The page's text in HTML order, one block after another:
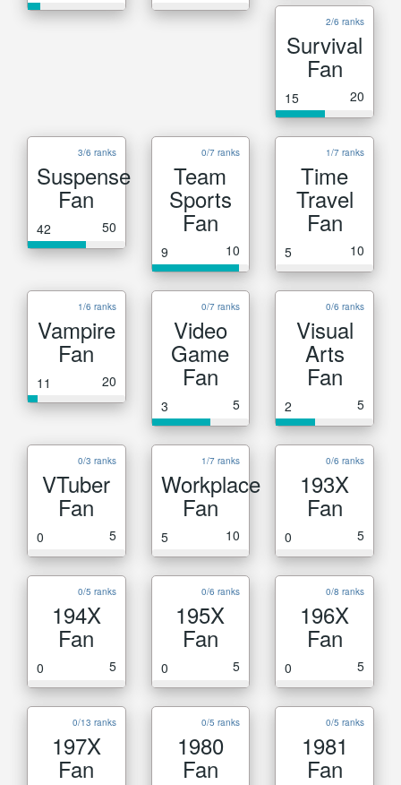
2/6 ranks
Survival
Fan
15 20
3/6 ranks
Suspense
Fan
42 50
0/7 ranks
Team
Sports
Fan
9 10
1/7 ranks
Time
Travel
Fan
5 10
1/6 ranks
Vampire
Fan
11 20
0/7 ranks
Video
Game
Fan
3 5
0/6 ranks
Visual
Arts
Fan
2 5
0/3 ranks
VTuber
Fan
0 5
1/7 ranks
Workplace
Fan
5 10
0/6 ranks
193X
Fan
0 5
0/5 ranks
194X
Fan
0 5
0/6 ranks
195X
Fan
0 5
0/8 ranks
196X
Fan
0 5
0/13 ranks
197X
Fan
0/5 ranks
1980
Fan
0/5 ranks
1981
Fan